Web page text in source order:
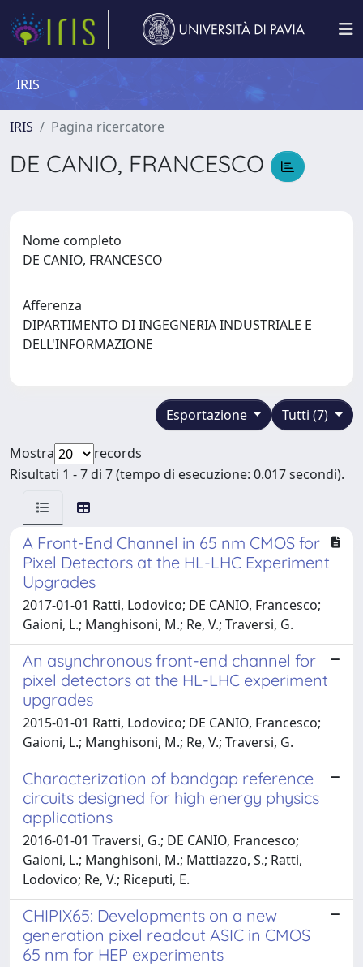
IRIS
IRIS Pagina ricercatore
DE CANIO, FRANCESCO
Nome completo
DE CANIO, FRANCESCO
Afferenza
DIPARTIMENTO DI INGEGNERIA INDUSTRIALE E
DELL'INFORMAZIONE
Tutti (7)
Esportazione
Mostra
records
Risultati 1 - 7 di 7 (tempo di esecuzione: 0.017 secondi).
A Front-End Channel in 65 nm CMOS for
Pixel Detectors at the HL-LHC Experiment
Upgrades
2017-01-01 Ratti, Lodovico; DE CANIO, Francesco;
Gaioni, L.; Manghisoni, M.; Re, V.; Traversi, G.
An asynchronous front-end channel for
pixel detectors at the HL-LHC experiment
upgrades
2015-01-01 Ratti, Lodovico; DE CANIO, Francesco;
Gaioni, L.; Manghisoni, M.; Re, V.; Traversi, G.
Characterization of bandgap reference
circuits designed for high energy physics
applications
2016-01-01 Traversi, G.; DE CANIO, Francesco;
Gaioni, L.; Manghisoni, M.; Mattiazzo, S.; Ratti,
Lodovico; Re, V.; Riceputi, E.
CHIPIX65: Developments on a new
generation pixel readout ASIC in CMOS
65 nm for HEP experiments